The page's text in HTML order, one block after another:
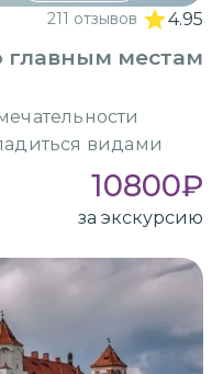
211 отзывов 4.95
главным местам
видами
10800₽
за экскурсию